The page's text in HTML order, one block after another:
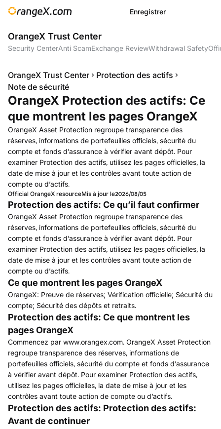
Enregistrer
OrangeX Trust Center
Security CenterAnti ScamExchange ReviewWithdrawal Safety
OrangeX Trust Center
Protection des actifs
Note de sécurité
OrangeX Protection des actifs: Ce
que montrent les pages OrangeX
OrangeX Asset Protection regroupe transparence des
réserves, informations de portefeuilles officiels, sécurité du
compte et fonds d’assurance à vérifier avant dépôt. Pour
examiner Protection des actifs, utilisez les pages officielles, la
date de mise à jour et les contrôles avant toute action de
compte ou d’actifs.
Official OrangeX resourceMis à jour le2026/08/05
Protection des actifs: Ce qu’il faut confirmer
OrangeX Asset Protection regroupe transparence des
réserves, informations de portefeuilles officiels, sécurité du
compte et fonds d’assurance à vérifier avant dépôt. Pour
examiner Protection des actifs, utilisez les pages officielles, la
date de mise à jour et les contrôles avant toute action de
compte ou d’actifs.
Ce que montrent les pages OrangeX
OrangeX: Preuve de réserves; Vérification officielle; Sécurité du
compte; Sécurité des dépôts et retraits.
Protection des actifs: Ce que montrent les
pages OrangeX
Commencez par www.orangex.com. OrangeX Asset Protection
regroupe transparence des réserves, informations de
portefeuilles officiels, sécurité du compte et fonds d’assurance
à vérifier avant dépôt. Pour examiner Protection des actifs,
utilisez les pages officielles, la date de mise à jour et les
contrôles avant toute action de compte ou d’actifs.
Protection des actifs: Protection des actifs:
Avant de continuer